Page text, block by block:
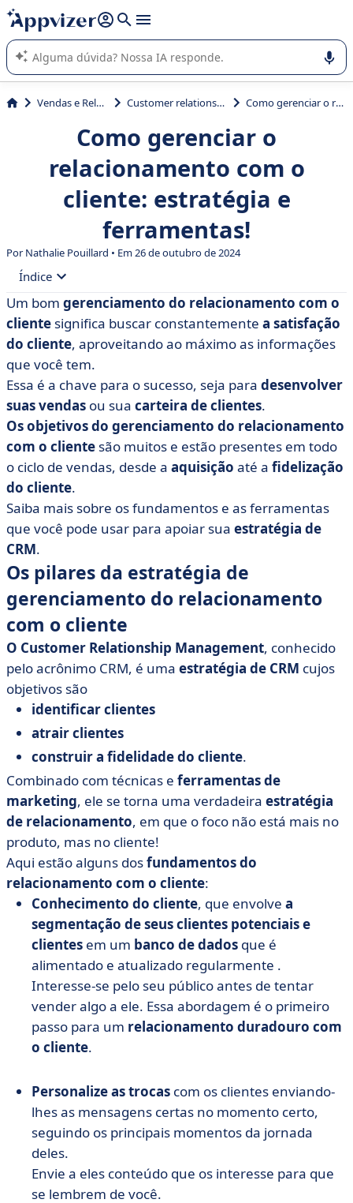
de nossa IA (várias linhas com
A IA do Appvizer o orienta no uso ou na seleção de software
SaaS para sua empresa.
Vendas e Relação com Cliente Customer relationship management (CRM) Como gerenciar o relacionamento com o cliente: estratégia e ferramentas!
Como gerenciar o
relacionamento com o
cliente: estratégia e
ferramentas!
Por Nathalie Pouillard • Em 26 de outubro de 2024
Índice
• Os pilares da estratégia de gerenciamento do
relacionamento com o cliente
• Ferramentas de gerenciamento de relacionamento
com o cliente
• Análise e ajuste de sua estratégia de CRM
Um bom gerenciamento do relacionamento com o
cliente significa buscar constantemente a satisfação
do cliente, aproveitando ao máximo as informações
que você tem.
Essa é a chave para o sucesso, seja para desenvolver
suas vendas ou sua carteira de clientes.
Os objetivos do gerenciamento do relacionamento
com o cliente são muitos e estão presentes em todo
o ciclo de vendas, desde a aquisição até a fidelização
do cliente.
Saiba mais sobre os fundamentos e as ferramentas
que você pode usar para apoiar sua estratégia de
CRM.
Os pilares da estratégia de
gerenciamento do relacionamento
com o cliente
O Customer Relationship Management, conhecido
pelo acrônimo CRM, é uma estratégia de CRM cujos
objetivos são
identificar clientes
atrair clientes
construir a fidelidade do cliente.
Combinado com técnicas e ferramentas de
marketing, ele se torna uma verdadeira estratégia
de relacionamento, em que o foco não está mais no
produto, mas no cliente!
Aqui estão alguns dosfundamentos do
relacionamento com o cliente:
Conhecimento do cliente, que envolve a
segmentação de seus clientes potenciais e
clientes em um banco de dados que é
alimentado e atualizado regularmente .
Interesse-se pelo seu público antes de tentar
vender algo a ele. Essa abordagem é o primeiro
passo para um relacionamento duradouro com
o cliente.
Personalize as trocas com os clientes enviando-
lhes as mensagens certas no momento certo,
seguindo os principais momentos da jornada
deles.
Envie a eles conteúdo que os interesse para que
se lembrem de você.